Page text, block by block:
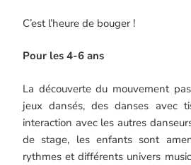
C’est l’heure de bouger !
Pour les 4-6 ans
La découverte du mouvement
jeux dansés, des danses avec
interaction avec les autres
de stage, les enfants sont
rythmes et différents univers